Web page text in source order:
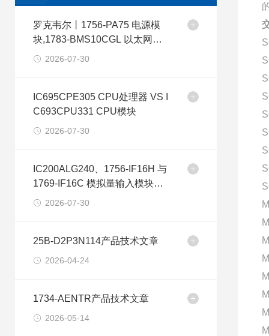
罗克韦尔丨1756-PA75 电源模
块,1783-BMS10CGL 以太网交
换机2026-07-30
IC695CPE305 CPU处理器 VS I
C693CPU331 CPU模块
2026-07-30
IC200ALG240、1756-IF16H 与
1769-IF16C 模拟量输入模块型
号差异分析
2026-07-30
25B-D2P3N114产品技术文章
2026-04-24
1734-AENTR产品技术文章
2026-05-14